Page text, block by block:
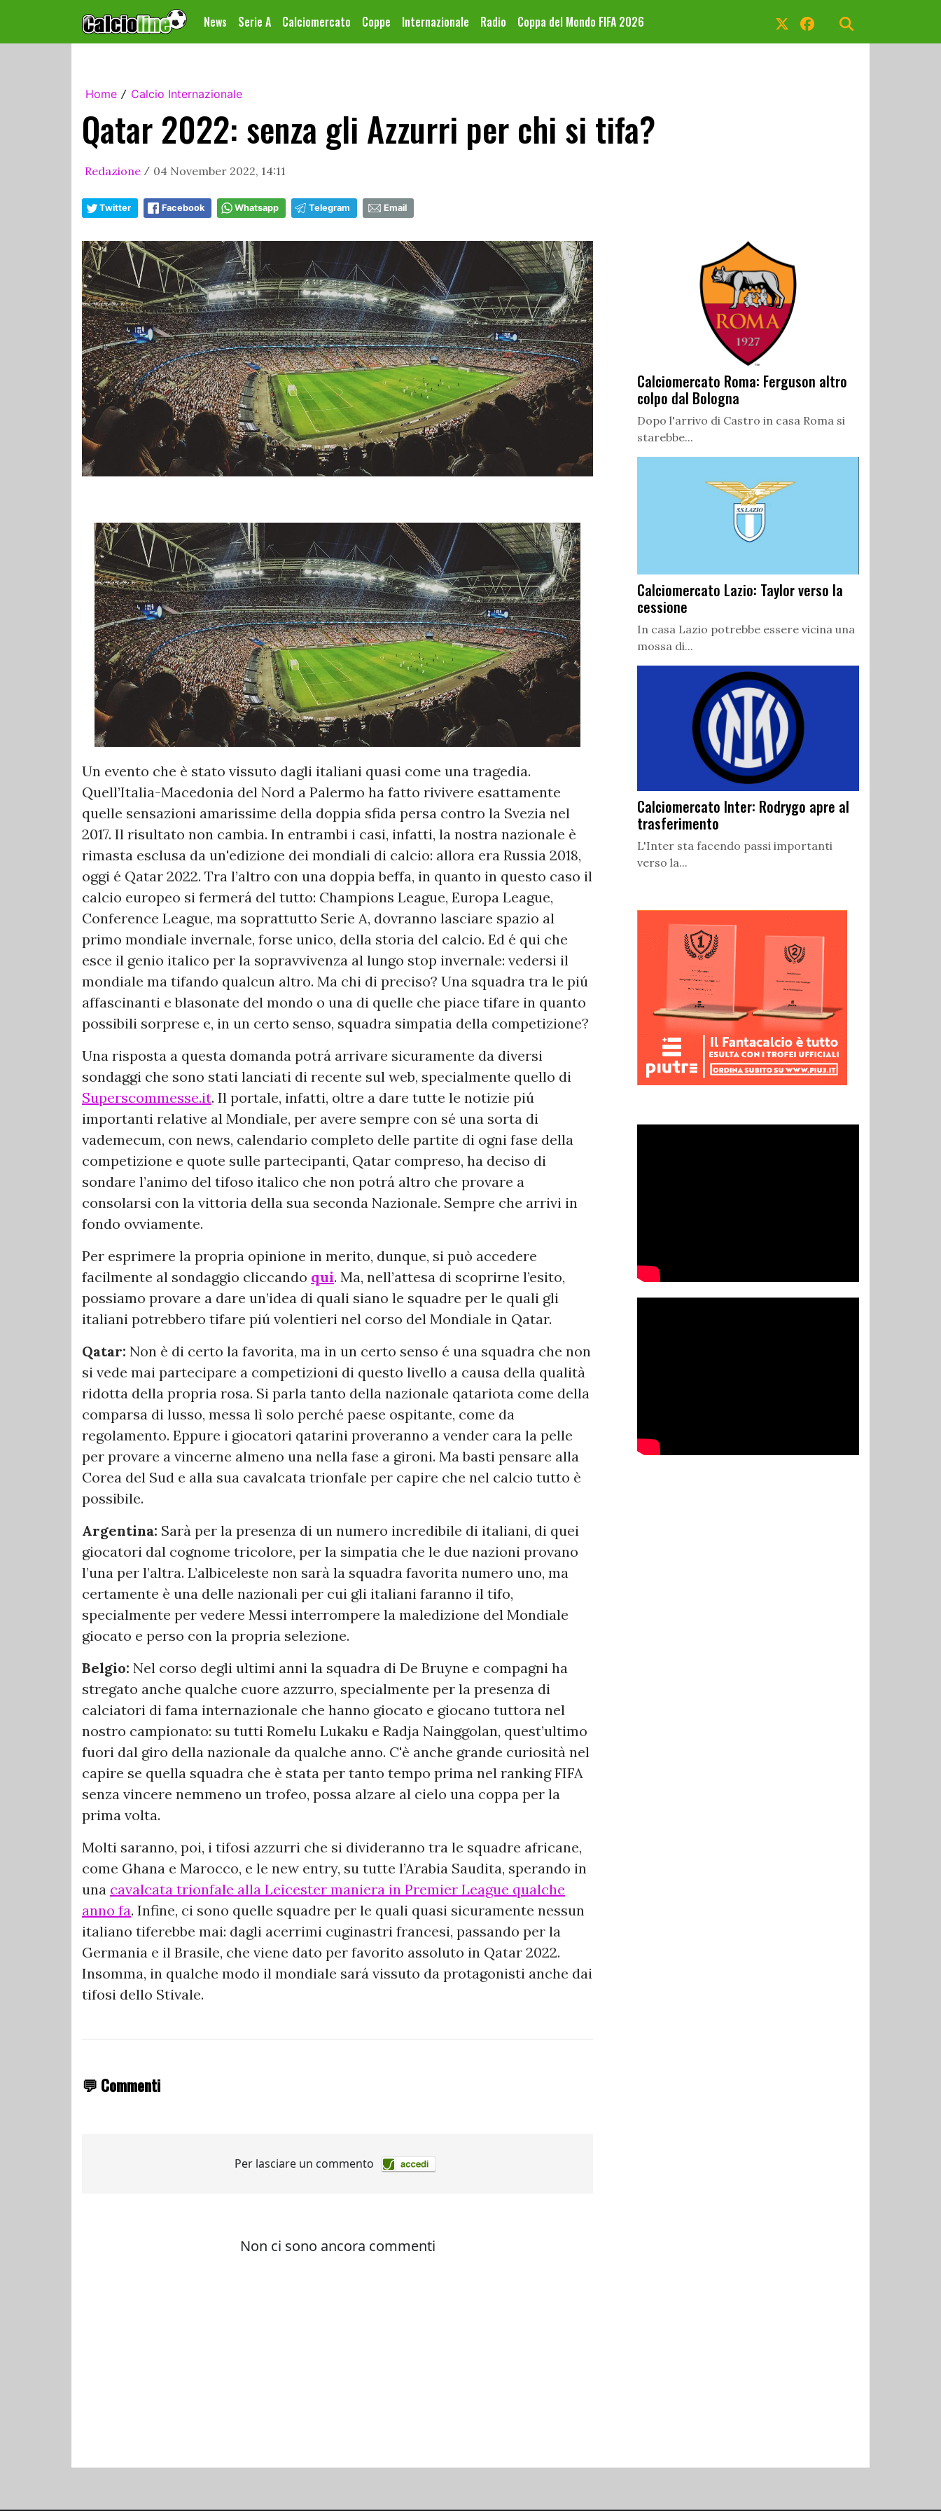
News Serie A Calciomercato Coppe Internazionale Radio Coppa del Mondo FIFA 2026
Home / Calcio Internazionale
Qatar 2022: senza gli Azzurri per chi si tifa?
Redazione / 04 November 2022, 14:11
Twitter Facebook Whatsapp Telegram Email
Un evento che è stato vissuto dagli italiani quasi come una tragedia.
Quell’Italia-Macedonia del Nord a Palermo ha fatto rivivere esattamente
quelle sensazioni amarissime della doppia sfida persa contro la Svezia nel
2017. Il risultato non cambia. In entrambi i casi, infatti, la nostra nazionale è
rimasta esclusa da un'edizione dei mondiali di calcio: allora era Russia 2018,
oggi é Qatar 2022. Tra l’altro con una doppia beffa, in quanto in questo caso il
calcio europeo si fermerá del tutto: Champions League, Europa League,
Conference League, ma soprattutto Serie A, dovranno lasciare spazio al
primo mondiale invernale, forse unico, della storia del calcio. Ed é qui che
esce il genio italico per la sopravvivenza al lungo stop invernale: vedersi il
mondiale ma tifando qualcun altro. Ma chi di preciso? Una squadra tra le piú
affascinanti e blasonate del mondo o una di quelle che piace tifare in quanto
possibili sorprese e, in un certo senso, squadra simpatia della competizione?
Una risposta a questa domanda potrá arrivare sicuramente da diversi
sondaggi che sono stati lanciati di recente sul web, specialmente quello di
Superscommesse.it. Il portale, infatti, oltre a dare tutte le notizie piú
importanti relative al Mondiale, per avere sempre con sé una sorta di
vademecum, con news, calendario completo delle partite di ogni fase della
competizione e quote sulle partecipanti, Qatar compreso, ha deciso di
sondare l’animo del tifoso italico che non potrá altro che provare a
consolarsi con la vittoria della sua seconda Nazionale. Sempre che arrivi in
fondo ovviamente.
Per esprimere la propria opinione in merito, dunque, si può accedere
facilmente al sondaggio cliccando qui. Ma, nell’attesa di scoprirne l’esito,
possiamo provare a dare un’idea di quali siano le squadre per le quali gli
italiani potrebbero tifare piú volentieri nel corso del Mondiale in Qatar.
Qatar: Non è di certo la favorita, ma in un certo senso é una squadra che non
si vede mai partecipare a competizioni di questo livello a causa della qualità
ridotta della propria rosa. Si parla tanto della nazionale qatariota come della
comparsa di lusso, messa lì solo perché paese ospitante, come da
regolamento. Eppure i giocatori qatarini proveranno a vender cara la pelle
per provare a vincerne almeno una nella fase a gironi. Ma basti pensare alla
Corea del Sud e alla sua cavalcata trionfale per capire che nel calcio tutto è
possibile.
Argentina: Sarà per la presenza di un numero incredibile di italiani, di quei
giocatori dal cognome tricolore, per la simpatia che le due nazioni provano
l’una per l’altra. L’albiceleste non sarà la squadra favorita numero uno, ma
certamente è una delle nazionali per cui gli italiani faranno il tifo,
specialmente per vedere Messi interrompere la maledizione del Mondiale
giocato e perso con la propria selezione.
Belgio: Nel corso degli ultimi anni la squadra di De Bruyne e compagni ha
stregato anche qualche cuore azzurro, specialmente per la presenza di
calciatori di fama internazionale che hanno giocato e giocano tuttora nel
nostro campionato: su tutti Romelu Lukaku e Radja Nainggolan, quest’ultimo
fuori dal giro della nazionale da qualche anno. C'è anche grande curiosità nel
capire se quella squadra che è stata per tanto tempo prima nel ranking FIFA
senza vincere nemmeno un trofeo, possa alzare al cielo una coppa per la
prima volta.
Molti saranno, poi, i tifosi azzurri che si divideranno tra le squadre africane,
come Ghana e Marocco, e le new entry, su tutte l’Arabia Saudita, sperando in
una cavalcata trionfale alla Leicester maniera in Premier League qualche
anno fa. Infine, ci sono quelle squadre per le quali quasi sicuramente nessun
italiano tiferebbe mai: dagli acerrimi cuginastri francesi, passando per la
Germania e il Brasile, che viene dato per favorito assoluto in Qatar 2022.
Insomma, in qualche modo il mondiale sará vissuto da protagonisti anche dai
tifosi dello Stivale.
💬 Commenti
Calciomercato Roma: Ferguson altro
colpo dal Bologna
Dopo l'arrivo di Castro in casa Roma si
starebbe...
Calciomercato Lazio: Taylor verso la
cessione
In casa Lazio potrebbe essere vicina una
mossa di...
Calciomercato Inter: Rodrygo apre al
trasferimento
L'Inter sta facendo passi importanti
verso la...